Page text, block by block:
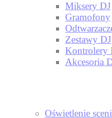
Miksery DJ
Gramofony
Zestawy DJ
Kontrolery
Akcesoria
Oświetlenie